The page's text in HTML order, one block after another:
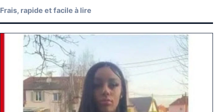
Frais, rapide et facile à lire